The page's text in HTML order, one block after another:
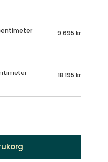
9 695 kr
18 195 kr